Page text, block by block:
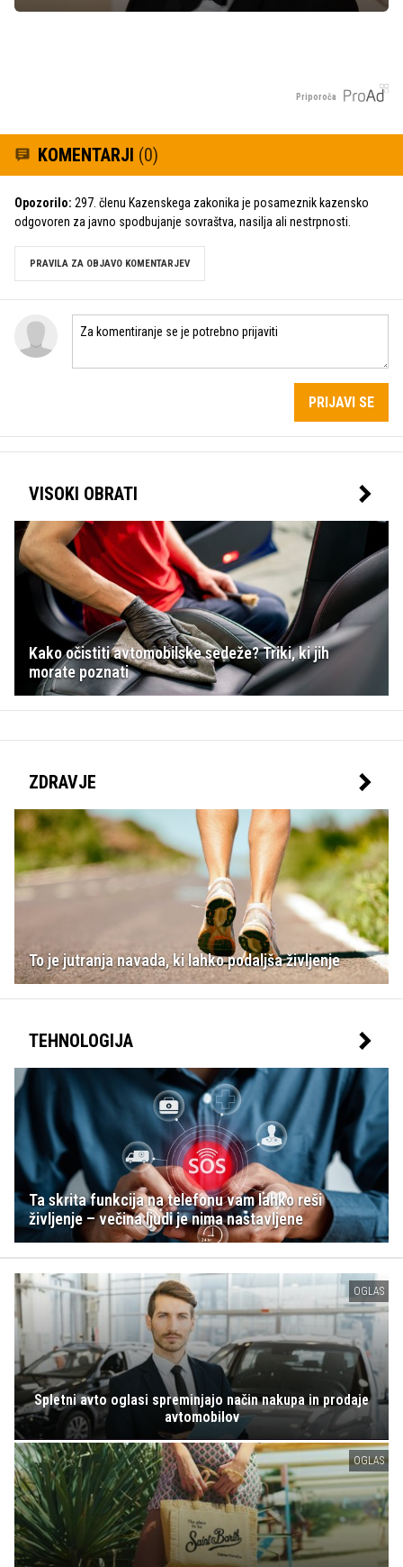
Priporoča
KOMENTARJI (0)
Opozorilo: 297. členu Kazenskega zakonika je posameznik kazensko
odgovoren za javno spodbujanje sovraštva, nasilja ali nestrpnosti.
PRAVILA ZA OBJAVO KOMENTARJEV
PRIJAVI SE
VISOKI OBRATI
Kako očistiti avtomobilske sedeže? Triki, ki jih
morate poznati
ZDRAVJE
To je jutranja navada, ki lahko podaljša življenje
TEHNOLOGIJA
Ta skrita funkcija na telefonu vam lahko reši
življenje – večina ljudi je nima nastavljene
OGLAS
Spletni avto oglasi spreminjajo način nakupa in prodaje
avtomobilov
OGLAS